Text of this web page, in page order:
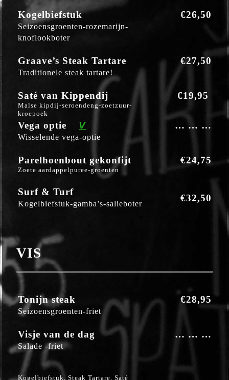
Kogelbiefstuk
Seizoensgroenten-rozemarijn-
knoflookboter
€26,50
Graave’s Steak Tartare
Traditionele steak tartare!
€27,50
Saté van Kippendij
Malse kipdij-seroendeng-zoetzuur-
kroepoek
€19,95
Vega optie V
Wisselende vega-optie
… … …
Parelhoenbout gekonfijt
Zoete aardappelpuree-groenten
€24,75
Surf & Turf
Kogelbiefstuk-gamba’s-salieboter
€32,50
VIS
Tonijn steak
Seizoensgroenten-friet
€28,95
Visje van de dag
Salade -friet
… … …
Kogelbiefstuk, Steak Tartare, Saté